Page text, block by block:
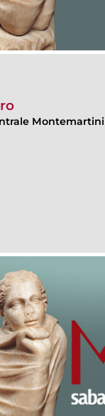
Montemartini